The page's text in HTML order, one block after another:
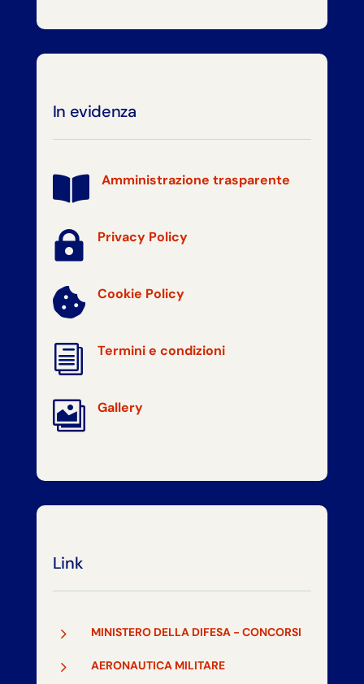
In evidenza
 Amministrazione trasparente
 Privacy Policy
 Cookie Policy
i Termini e condizioni
 Gallery
Link
5 MINISTERO DELLA DIFESA - CONCORSI
5 AERONAUTICA MILITARE